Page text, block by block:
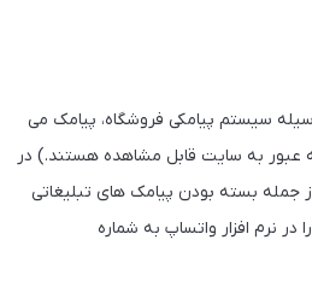
سیستم پیامکی فروشگاه، پیامک می
عبور به سایت قابل مشاهده هستند.) در
بسته بودن پیامک های تبلیغاتی
نرم افزار واتساپ به شماره